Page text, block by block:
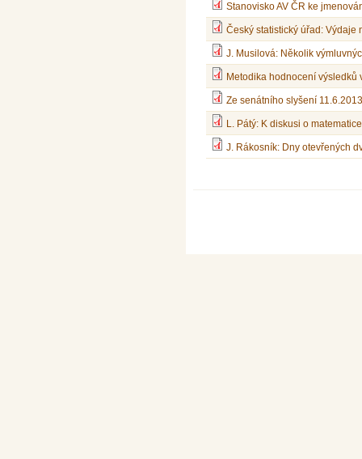
Stanovisko AV ČR ke
Český statistický úřad: Výdaje
J. Musilová: Několik
Metodika hodnocení výsledků
Ze senátního slyšení
L. Pátý: K diskusi o matematice
J. Rákosník: Dny otevřených